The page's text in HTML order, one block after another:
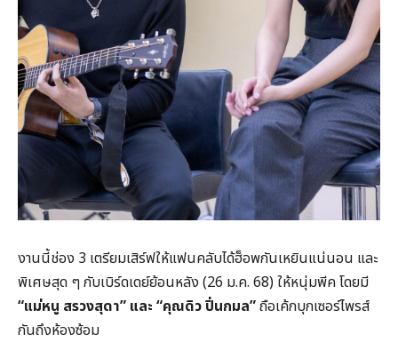
งานนี้ช่อง 3 เตรียมเสิร์ฟให้แฟนคลับได้ฮ็อพกันเหยินแน่นอน และ
พิเศษสุด ๆ กับเบิร์ดเดย์ย้อนหลัง (26 ม.ค. 68) ให้หนุ่มพีค โดยมี
“แม่หนู สรวงสุดา” และ “คุณดิว ปิ่นกมล”ถือเค้กบุกเซอร์ไพรส์
กันถึงห้องซ้อม